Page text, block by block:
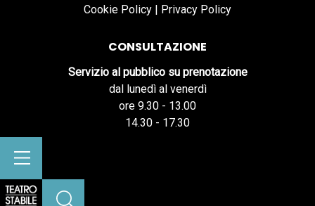
Cookie Policy | Privacy Policy
CONSULTAZIONE
Servizio al pubblico su prenotazione
dal lunedì al venerdì
ore 9.30 - 13.00
14.30 - 17.30